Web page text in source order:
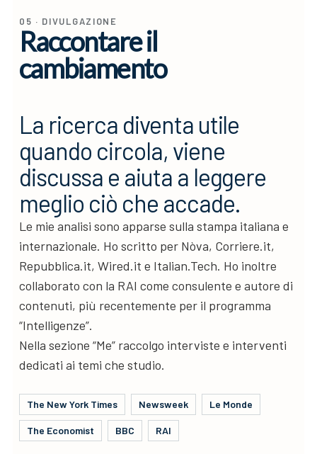
05 · DIVULGAZIONE
Raccontare il
cambiamento
La ricerca diventa utile
quando circola, viene
discussa e aiuta a leggere
meglio ciò che accade.
Le mie analisi sono apparse sulla stampa italiana e
internazionale. Ho scritto per Nòva, Corriere.it,
Repubblica.it, Wired.it e Italian.Tech. Ho inoltre
collaborato con la RAI come consulente e autore di
contenuti, più recentemente per il programma
“Intelligenze”.
Nella sezione “Me” raccolgo interviste e interventi
dedicati ai temi che studio.
The New York Times Newsweek Le Monde
The Economist BBC RAI